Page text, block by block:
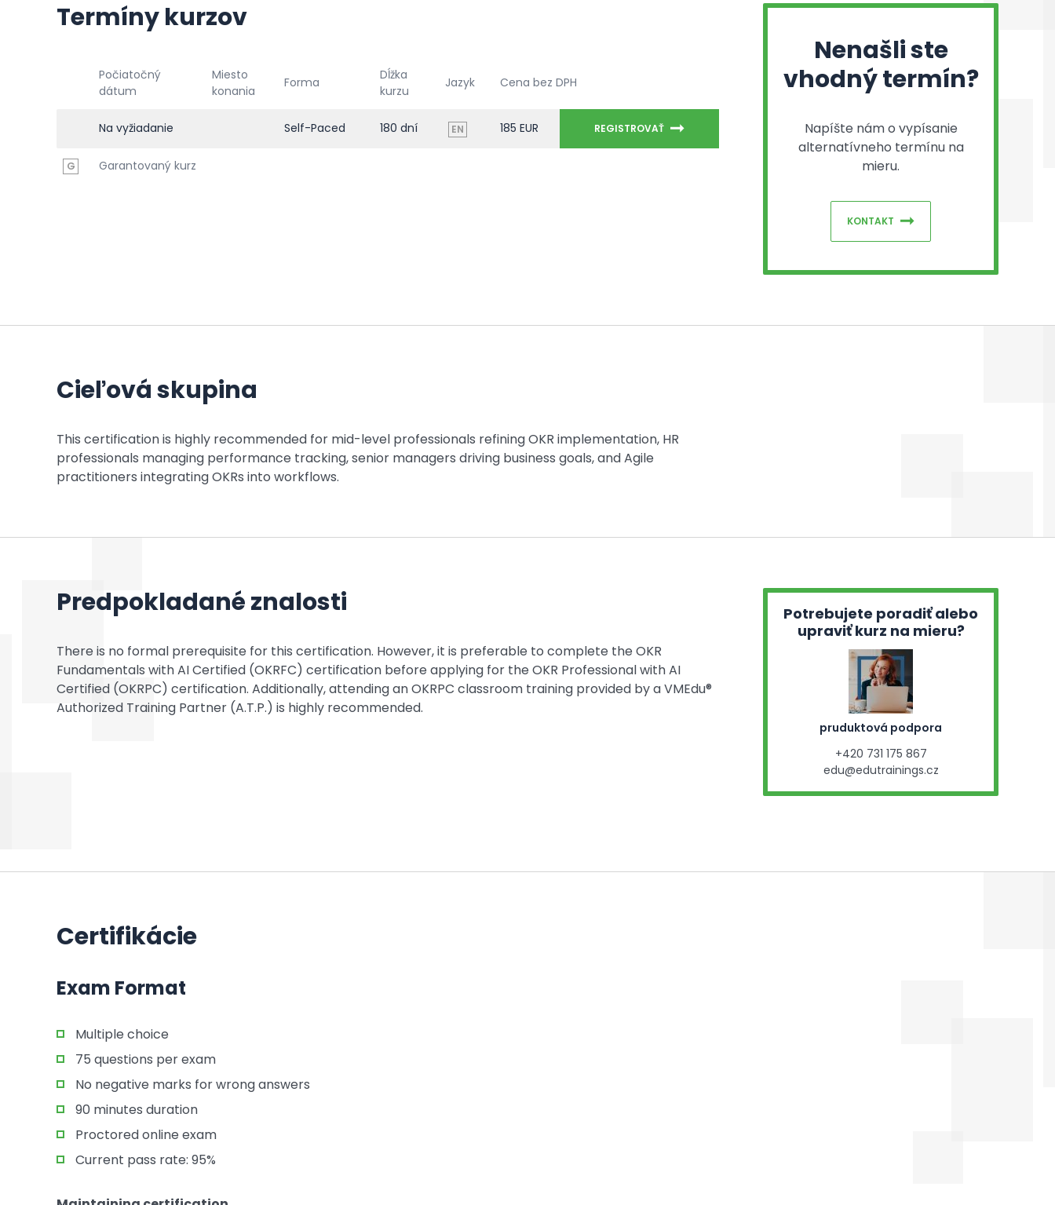
Termíny kurzov
Počiatočný
dátum
Miesto
konania
Forma
Dĺžka
kurzu
Jazyk Cena bez DPH
Na vyžiadanie Self-Paced 180 dní EN 185 EUR REGISTROVAŤ
G Garantovaný kurz
Nenašli ste
vhodný termín?
Napíšte nám o vypísanie
alternatívneho termínu na
mieru.
KONTAKT
Cieľová skupina
This certification is highly recommended for mid-level professionals refining OKR implementation, HR
professionals managing performance tracking, senior managers driving business goals, and Agile
practitioners integrating OKRs into workflows.
Predpokladané znalosti
There is no formal prerequisite for this certification. However, it is preferable to complete the OKR
Fundamentals with AI Certified (OKRFC) certification before applying for the OKR Professional with AI
Certified (OKRPC) certification. Additionally, attending an OKRPC classroom training provided by a VMEdu®
Authorized Training Partner (A.T.P.) is highly recommended.
Potrebujete poradiť alebo
upraviť kurz na mieru?
pruduktová podpora
+420 731 175 867
edu@edutrainings.cz
Certifikácie
Exam Format
Multiple choice
75 questions per exam
No negative marks for wrong answers
90 minutes duration
Proctored online exam
Current pass rate: 95%